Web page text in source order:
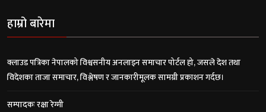
हाम्रो बारेमा
क्लाउड पत्रिका नेपालको विश्वसनीय अनलाइन समाचार पोर्टल हो, जसले देश तथा
विदेशका ताजा समाचार, विश्लेषण र जानकारीमूलक सामग्री प्रकाशन गर्दछ।
सम्पादकः रक्षा रेग्मी